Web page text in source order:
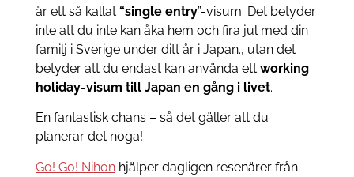
är ett så kallat “single entry”-visum. Det betyder
inte att du inte kan åka hem och fira jul med din
familj i Sverige under ditt år i Japan., utan det
betyder att du endast kan använda ett working
holiday-visum till Japan en gång i livet.
En fantastisk chans – så det gäller att du
planerar det noga!
Go! Go! Nihonhjälper dagligen resenärer från